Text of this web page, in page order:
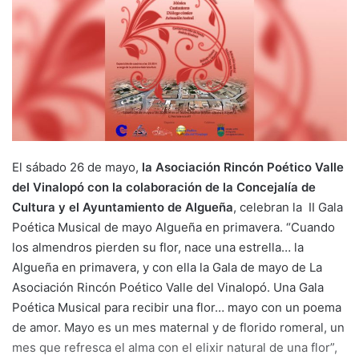
El sábado 26 de mayo, la Asociación Rincón Poético Valle
del Vinalopó con la colaboración de la Concejalía de
Cultura y el Ayuntamiento de Algueña, celebran la II Gala
Poética Musical de mayo Algueña en primavera. “Cuando
los almendros pierden su flor, nace una estrella… la
Algueña en primavera, y con ella la Gala de mayo de La
Asociación Rincón Poético Valle del Vinalopó. Una Gala
Poética Musical para recibir una flor… mayo con un poema
de amor. Mayo es un mes maternal y de florido romeral, un
mes que refresca el alma con el elixir natural de una flor”,